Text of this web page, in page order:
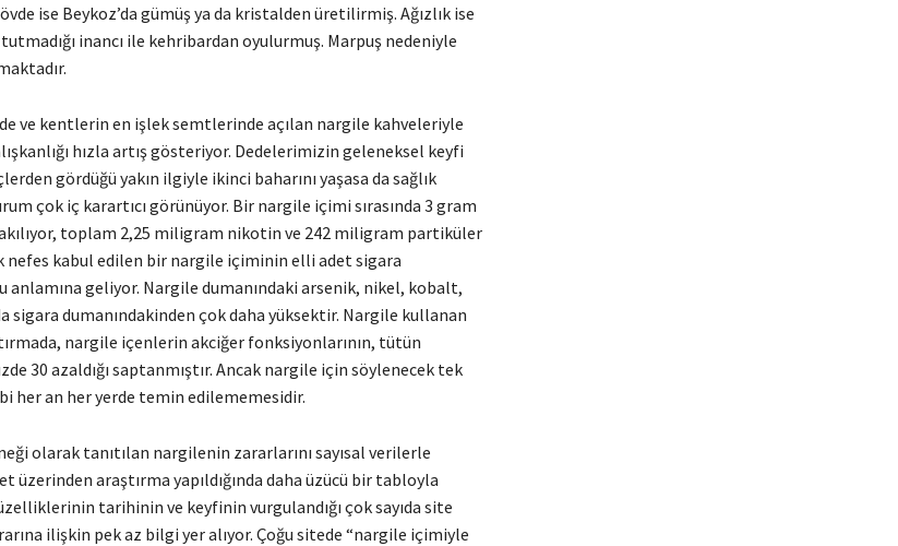
ise Beykoz’da gümüş ya da kristalden üretilirmiş. Ağızlık ise
inancı ile kehribardan oyulurmuş. Marpuş nedeniyle
ve kentlerin en işlek semtlerinde açılan nargile kahveleriyle
hızla artış gösteriyor. Dedelerimizin geleneksel keyfi
gördüğü yakın ilgiyle ikinci baharını yaşasa da sağlık
çok iç karartıcı görünüyor. Bir nargile içimi sırasında 3 gram
toplam 2,25 miligram nikotin ve 242 miligram partiküler
nefes kabul edilen bir nargile içiminin elli adet sigara
geliyor. Nargile dumanındaki arsenik, nikel, kobalt,
sigara dumanındakinden çok daha yüksektir. Nargile kullanan
nargile içenlerin akciğer fonksiyonlarının, tütün
30 azaldığı saptanmıştır. Ancak nargile için söylenecek tek
her an her yerde temin edilememesidir.
olarak tanıtılan nargilenin zararlarını sayısal verilerle
araştırma yapıldığında daha üzücü bir tabloyla
tarihinin ve keyfinin vurgulandığı çok sayıda site
ilişkin pek az bilgi yer alıyor. Çoğu sitede “nargile içimiyle